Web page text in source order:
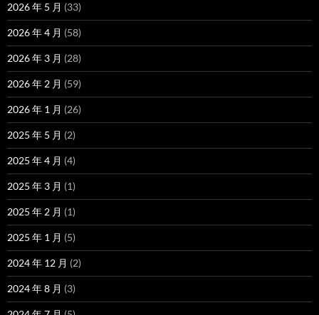
2026 年 5 月 (33)
2026 年 4 月 (58)
2026 年 3 月 (28)
2026 年 2 月 (59)
2026 年 1 月 (26)
2025 年 5 月 (2)
2025 年 4 月 (4)
2025 年 3 月 (1)
2025 年 2 月 (1)
2025 年 1 月 (5)
2024 年 12 月 (2)
2024 年 8 月 (3)